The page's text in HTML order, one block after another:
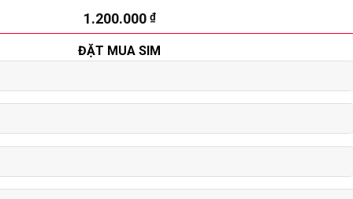
1.200.000 ₫
ĐẶT MUA SIM